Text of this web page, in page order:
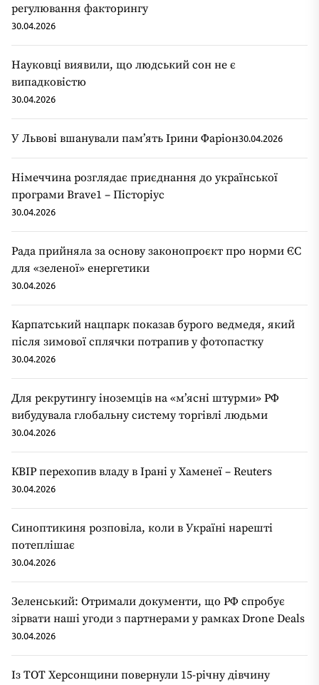
регулювання факторингу
30.04.2026
Науковці виявили, що людський сон не є
випадковістю
30.04.2026
У Львові вшанували пам’ять Ірини Фаріон30.04.2026
Німеччина розглядає приєднання до української
програми Brave1 – Пісторіус
30.04.2026
Рада прийняла за основу законопроєкт про норми ЄС
для «зеленої» енергетики
30.04.2026
Карпатський нацпарк показав бурого ведмедя, який
після зимової сплячки потрапив у фотопастку
30.04.2026
Для рекрутингу іноземців на «мʼясні штурми» РФ
вибудувала глобальну систему торгівлі людьми
30.04.2026
КВІР перехопив владу в Ірані у Хаменеї – Reuters
30.04.2026
Синоптикиня розповіла, коли в Україні нарешті
потеплішає
30.04.2026
Зеленський: Отримали документи, що РФ спробує
зірвати наші угоди з партнерами у рамках Drone Deals
30.04.2026
Із ТОТ Херсонщини повернули 15-річну дівчину